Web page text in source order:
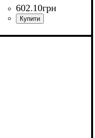
602.10грн